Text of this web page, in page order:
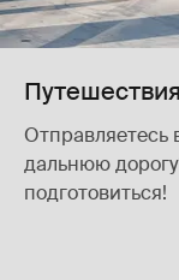
Путешествия
Отправляетесь
дальнюю
подготовиться!